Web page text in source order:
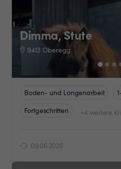
Dimma, Stute
9413 Oberegg
Boden- und Longenarbeit
Fortgeschritten
+4 weitere
09.06.2026